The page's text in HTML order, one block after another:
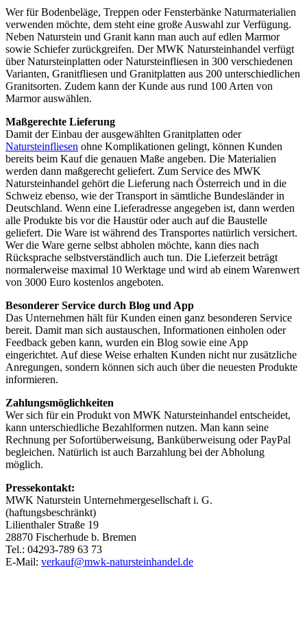
Wer für Bodenbeläge, Treppen oder Fensterbänke Naturmaterialien
verwenden möchte, dem steht eine große Auswahl zur Verfügung.
Neben Naturstein und Granit kann man auch auf edlen Marmor
sowie Schiefer zurückgreifen. Der MWK Natursteinhandel verfügt
über Natursteinplatten oder Natursteinfliesen in 300 verschiedenen
Varianten, Granitfliesen und Granitplatten aus 200 unterschiedlichen
Granitsorten. Zudem kann der Kunde aus rund 100 Arten von
Marmor auswählen.
Maßgerechte Lieferung
Damit der Einbau der ausgewählten Granitplatten oder
Natursteinfliesen ohne Komplikationen gelingt, können Kunden
bereits beim Kauf die genauen Maße angeben. Die Materialien
werden dann maßgerecht geliefert. Zum Service des MWK
Natursteinhandel gehört die Lieferung nach Österreich und in die
Schweiz ebenso, wie der Transport in sämtliche Bundesländer in
Deutschland. Wenn eine Lieferadresse angegeben ist, dann werden
alle Produkte bis vor die Haustür oder auch auf die Baustelle
geliefert. Die Ware ist während des Transportes natürlich versichert.
Wer die Ware gerne selbst abholen möchte, kann dies nach
Rücksprache selbstverständlich auch tun. Die Lieferzeit beträgt
normalerweise maximal 10 Werktage und wird ab einem Warenwert
von 3000 Euro kostenlos angeboten.
Besonderer Service durch Blog und App
Das Unternehmen hält für Kunden einen ganz besonderen Service
bereit. Damit man sich austauschen, Informationen einholen oder
Feedback geben kann, wurden ein Blog sowie eine App
eingerichtet. Auf diese Weise erhalten Kunden nicht nur zusätzliche
Anregungen, sondern können sich auch über die neuesten Produkte
informieren.
Zahlungsmöglichkeiten
Wer sich für ein Produkt von MWK Natursteinhandel entscheidet,
kann unterschiedliche Bezahlformen nutzen. Man kann seine
Rechnung per Sofortüberweisung, Banküberweisung oder PayPal
begleichen. Natürlich ist auch Barzahlung bei der Abholung
möglich.
Pressekontakt:
MWK Naturstein Unternehmergesellschaft i. G.
(haftungsbeschränkt)
Lilienthaler Straße 19
28870 Fischerhude b. Bremen
Tel.: 04293-789 63 73
E-Mail: verkauf@mwk-natursteinhandel.de